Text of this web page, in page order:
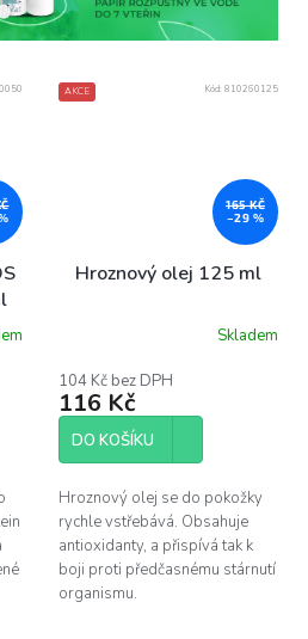
AKCE
165 KČ
–29 %
Hroznový olej 125 ml
produktu
je
5,0
5
Skladem
104 Kč bez DPH
116 Kč
DO KOŠÍKU
Hroznový olej se do pokožky
rychle vstřebává. Obsahuje
antioxidanty, a přispívá tak k
boji proti předčasnému stárnutí
organismu.
Kód: 810260125